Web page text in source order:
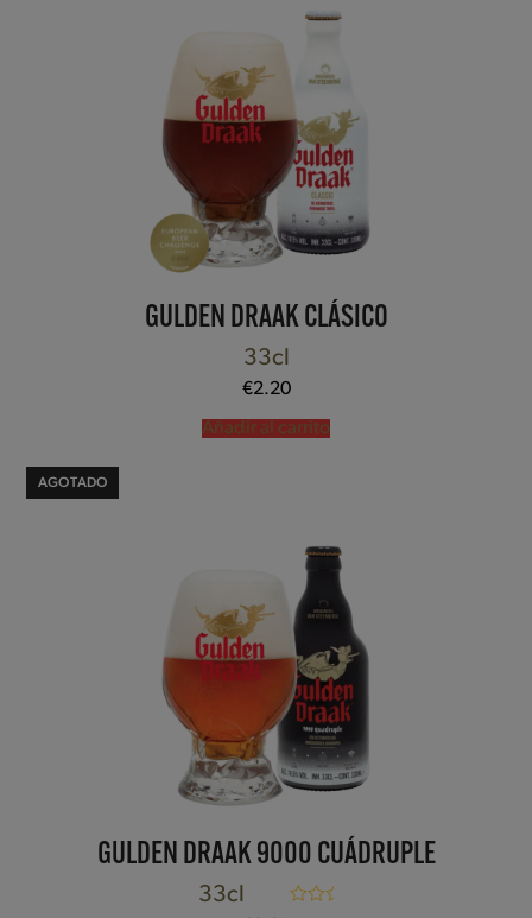
GULDEN DRAAK CLÁSICO
33cl
€2.20
Añadir al carrito
AGOTADO
GULDEN DRAAK 9000 CUÁDRUPLE
33cl